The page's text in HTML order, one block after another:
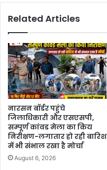
Related Articles
नारसन बॉर्डर पहुंचे
जिलाधिकारी और एसएसपी,
सम्पूर्ण कांवड मेला का किय
निरीक्षण-लगातार हो रही बारिश
में भी संभाल रखा है मोर्चा
August 6, 2026